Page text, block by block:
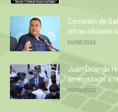
Comisión de
cifras oficiales
06/08/2026
Juan Orlando
amenazado a
06/08/2026